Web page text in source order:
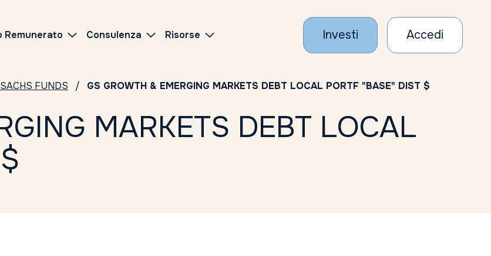
Remunerato Consulenza Risorse Investi Accedi
FUNDS GS GROWTH & EMERGING MARKETS DEBT LOCAL PORTF "BASE" DIST $
MARKETS DEBT LOCAL